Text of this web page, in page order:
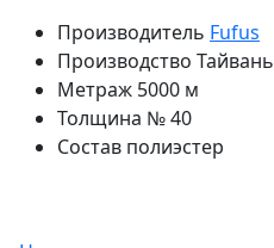
Производитель Fufus
Производство Тайвань
Метраж 5000 м
Толщина № 40
Состав полиэстер